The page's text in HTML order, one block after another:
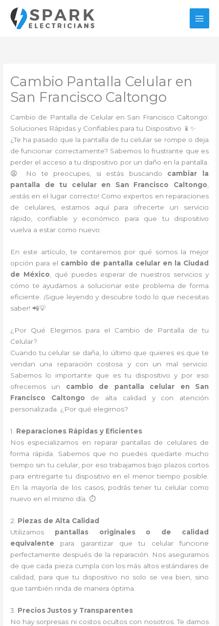
contenido
Cambio Pantalla Celular en
San Francisco Caltongo
Cambio de Pantalla de Celular en San Francisco Caltongo:
Soluciones Rápidas y Confiables para tu Dispositivo 📱✨
¿Te ha pasado que la pantalla de tu celular se rompe o deja
de funcionar correctamente? Sabemos lo frustrante que es
perder el acceso a tu dispositivo por un daño en la pantalla.
😩 No te preocupes, si estás buscando cambiar la
pantalla de tu celular en San Francisco Caltongo,
¡estás en el lugar correcto! Como expertos en reparaciones
de celulares, estamos aquí para ofrecerte un servicio
rápido, confiable y económico para que tu dispositivo
vuelva a estar como nuevo.
En este artículo, te contaremos por qué somos la mejor
opción para el cambio de pantalla celular en la Ciudad
de México , qué puedes esperar de nuestros servicios y
cómo te ayudamos a solucionar este problema de forma
eficiente. ¡Sigue leyendo y descubre todo lo que necesitas
saber! 📲💡
¿Por Qué Elegirnos para el Cambio de Pantalla de tu
Celular?
Cuando tu celular se daña, lo último que quieres es que te
vendan una reparación costosa y con un mal servicio.
Sabemos lo importante que es tu dispositivo y por eso
ofrecemos un cambio de pantalla celular en San
Francisco Caltongo de alta calidad y con atención
personalizada. ¿Por qué elegirnos?
1. Reparaciones Rápidas y Eficientes
Nos especializamos en reparar pantallas de celulares de
forma rápida. Sabemos que no puedes quedarte mucho
tiempo sin tu celular, por eso trabajamos bajo plazos cortos
para entregarte tu dispositivo en el menor tiempo posible.
En la mayoría de los casos, podrás tener tu celular como
nuevo en el mismo día. ⏱️
2. Piezas de Alta Calidad
Utilizamos pantallas originales o de calidad
equivalente para garantizar que tu celular funcione
perfectamente después de la reparación. Nos aseguramos
de que cada pieza cumpla con los más altos estándares de
calidad, para que tu dispositivo no solo se vea bien, sino
que también rinda de manera óptima.
3. Precios Justos y Transparentes
No hay sorpresas ni costos ocultos con nosotros. Te damos